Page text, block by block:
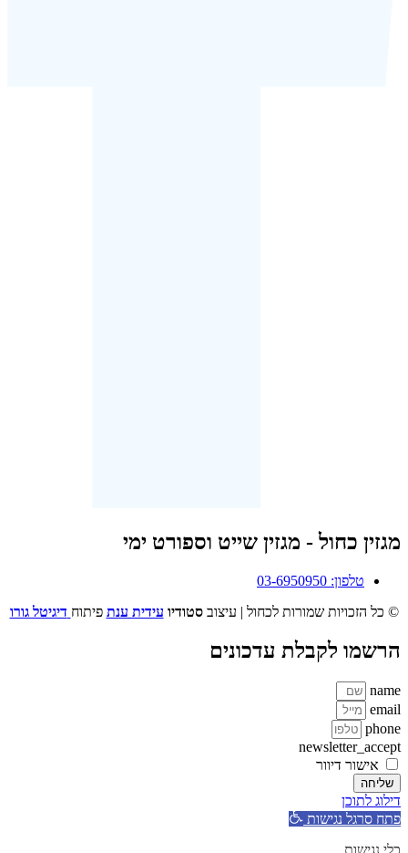
מגזין כחול - מגזין שייט וספורט ימי
טלפון: 03-6950950
© כל הזכויות שמורות לכחול | עיצובסטודיו עידית ענת פיתוח דיגיטל גורו
הרשמו לקבלת עדכונים
name
email
phone
newsletter_accept
אישור דיוור
שליחה
דילוג לתוכן
פתח סרגל נגישות
כלי נגישות